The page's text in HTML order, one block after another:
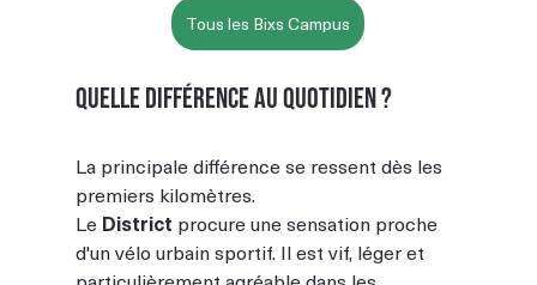
Tous les Bixs Campus
Quelle différence au quotidien ?
La principale différence se ressent dès les
premiers kilomètres.
Le District procure une sensation proche
d'un vélo urbain sportif. Il est vif, léger et